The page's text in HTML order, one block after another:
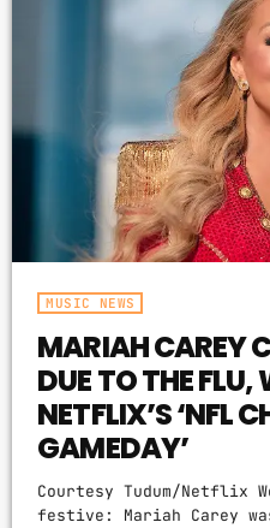
threw a glass that hit
MUSIC NEWS
MARIAH CAREY
DUE TO THE FLU,
NETFLIX’S ‘NFL
GAMEDAY’
Courtesy Tudum/
festive: Mariah Carey